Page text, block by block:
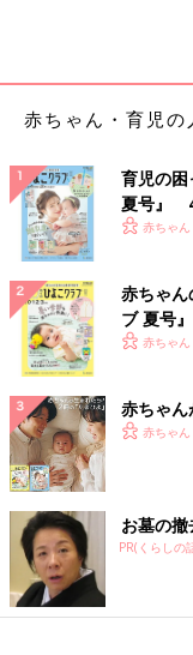
赤ちゃん・育児
育児の
夏号』 4
いっぱい
赤ちゃ
赤ちゃ
ブ 夏号
く！ お
赤ちゃ
赤ちゃん
赤ちゃ
お墓の
PR(くらしの